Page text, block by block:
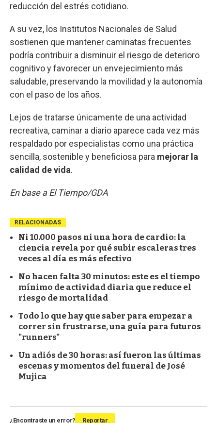
reducción del estrés cotidiano.
A su vez, los Institutos Nacionales de Salud
sostienen que mantener caminatas frecuentes
podría contribuir a disminuir el riesgo de deterioro
cognitivo y favorecer un envejecimiento más
saludable, preservando la movilidad y la autonomía
con el paso de los años.
Lejos de tratarse únicamente de una actividad
recreativa, caminar a diario aparece cada vez más
respaldado por especialistas como una práctica
sencilla, sostenible y beneficiosa para mejorar la
calidad de vida.
En base a El Tiempo/GDA
RELACIONADAS
Ni 10.000 pasos ni una hora de cardio: la
ciencia revela por qué subir escaleras tres
veces al día es más efectivo
No hacen falta 30 minutos: este es el tiempo
mínimo de actividad diaria que reduce el
riesgo de mortalidad
Todo lo que hay que saber para empezar a
correr sin frustrarse, una guía para futuros
"runners"
Un adiós de 30 horas: así fueron las últimas
escenas y momentos del funeral de José
Mujica
¿Encontraste un error? Reportar